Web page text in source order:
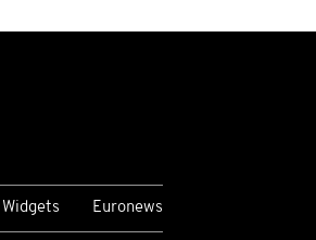
Widgets Euronews